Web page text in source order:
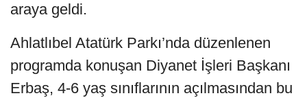
araya geldi.
Ahlatlıbel Atatürk Parkı’nda düzenlenen
programda konuşan Diyanet İşleri Başkanı
Erbaş, 4-6 yaş sınıflarının açılmasından bu